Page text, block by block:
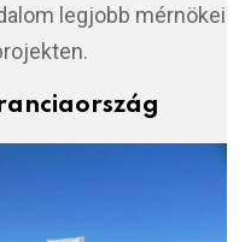
legjobb mérnökei